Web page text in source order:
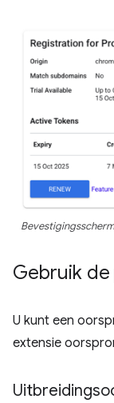
Gebruik
U kunt een
extensie